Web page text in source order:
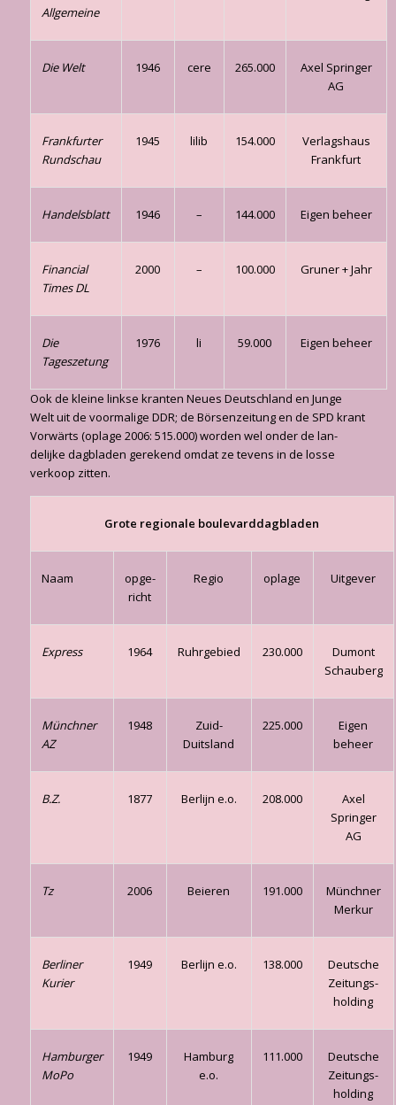
Allgemeine
Die Welt 1946 cere 265.000
Axel Springer
AG
Frankfurter
Rundschau
1945 lilib 154.000
Verlagshaus
Frankfurt
Handelsblatt 1946 – 144.000 Eigen beheer
Financial
Times DL
2000 – 100.000 Gruner + Jahr
Die
Tageszetung
1976 li 59.000 Eigen beheer
Ook de kleine linkse kranten Neues Deutschland en Junge
Welt uit de voormalige DDR; de Börsenzeitung en de SPD krant
Vorwärts (oplage 2006: 515.000) worden wel onder de lan­
delijke dagbladen gerekend omdat ze tevens in de losse
verkoop zitten.
Grote regionale boulevarddagbladen
Naam
opge­
richt
Regio oplage Uitgever
Express 1964 Ruhrgebied 230.000
Dumont
Schauberg
Münchner
AZ
1948
Zuid-
Duitsland
225.000
Eigen
beheer
B.Z. 1877 Berlijn e.o. 208.000
Axel
Springer
AG
Tz 2006 Beieren 191.000
Münchner
Merkur
Berliner
Kurier
1949 Berlijn e.o. 138.000
Deutsche
Zeitungs­
holding
Hamburger
MoPo
1949
Hamburg
e.o.
111.000
Deutsche
Zeitungs­
holding